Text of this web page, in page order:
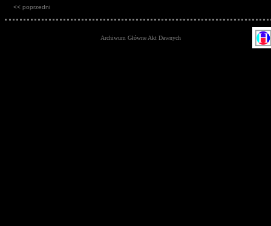
<< poprzedni
Archiwum Główne Akt Dawnych